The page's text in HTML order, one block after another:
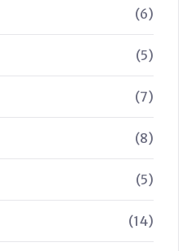
(6)
(5)
(7)
(8)
(5)
(14)